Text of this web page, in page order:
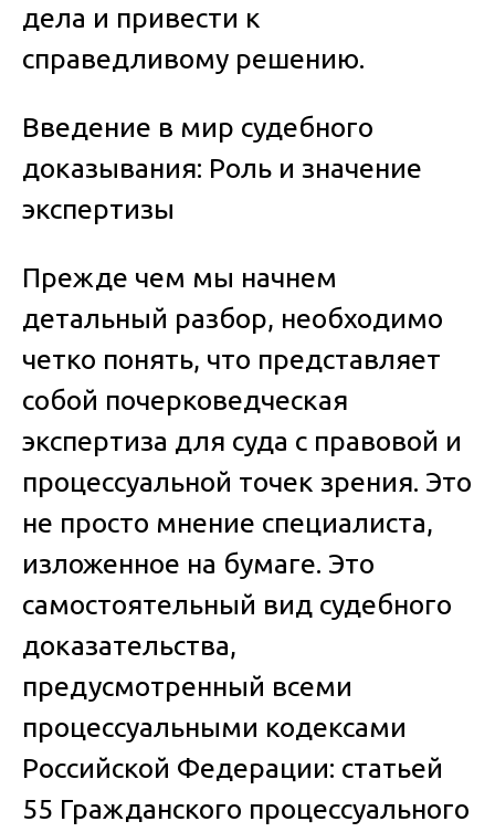
дела и привести к
справедливому решению.
Введение в мир судебного
доказывания: Роль и значение
экспертизы
Прежде чем мы начнем
детальный разбор, необходимо
четко понять, что представляет
собой почерковедческая
экспертиза для суда с правовой и
процессуальной точек зрения. Это
не просто мнение специалиста,
изложенное на бумаге. Это
самостоятельный вид судебного
доказательства,
предусмотренный всеми
процессуальными кодексами
Российской Федерации: статьей
55 Гражданского процессуального